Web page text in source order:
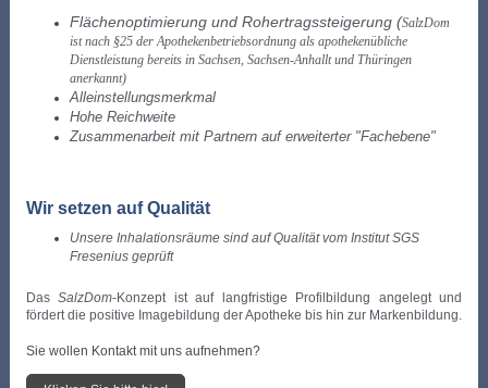
Flächenoptimierung und Rohertragssteigerung (SalzDom
ist nach §25 der Apothekenbetriebsordnung als apothekenübliche
Dienstleistung bereits in Sachsen, Sachsen-Anhallt und Thüringen
anerkannt)
Alleinstellungsmerkmal
Hohe Reichweite
Zusammenarbeit mit Partnern auf erweiterter "Fachebene"
Wir setzen auf Qualität
Unsere Inhalationsräume sind auf Qualität vom Institut SGS
Fresenius geprüft
DasSalzDom-Konzept ist auf langfristige Profilbildung angelegt und
fördert die positive Imagebildung der Apotheke bis hin zur Markenbildung.
Sie wollen Kontakt mit uns aufnehmen?